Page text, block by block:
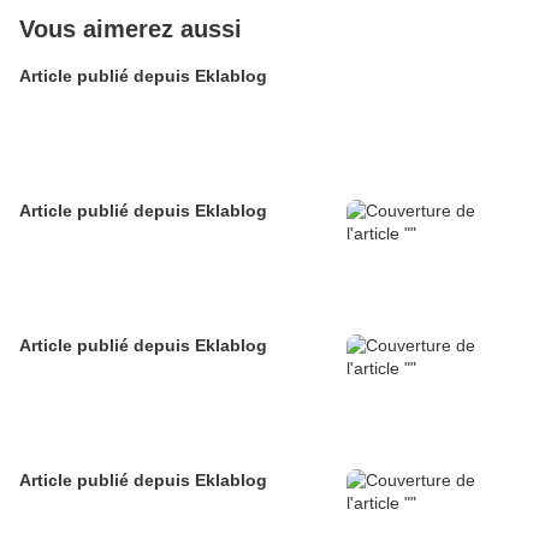
Vous aimerez aussi
Article publié depuis Eklablog
Article publié depuis Eklablog
Article publié depuis Eklablog
Article publié depuis Eklablog